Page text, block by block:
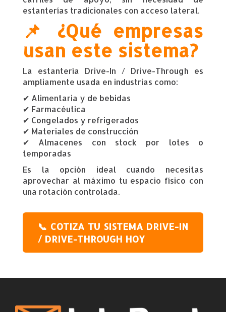
estanterías tradicionales con acceso lateral.
📌 ¿Qué empresas
usan este sistema?
La estantería Drive-In / Drive-Through es
ampliamente usada en industrias como:
✔ Alimentaria y de bebidas
✔ Farmacéutica
✔ Congelados y refrigerados
✔ Materiales de construcción
✔ Almacenes con stock por lotes o
temporadas
Es la opción ideal cuando necesitas
aprovechar al máximo tu espacio físico con
una rotación controlada.
📞 COTIZA TU SISTEMA DRIVE-IN
/ DRIVE-THROUGH HOY